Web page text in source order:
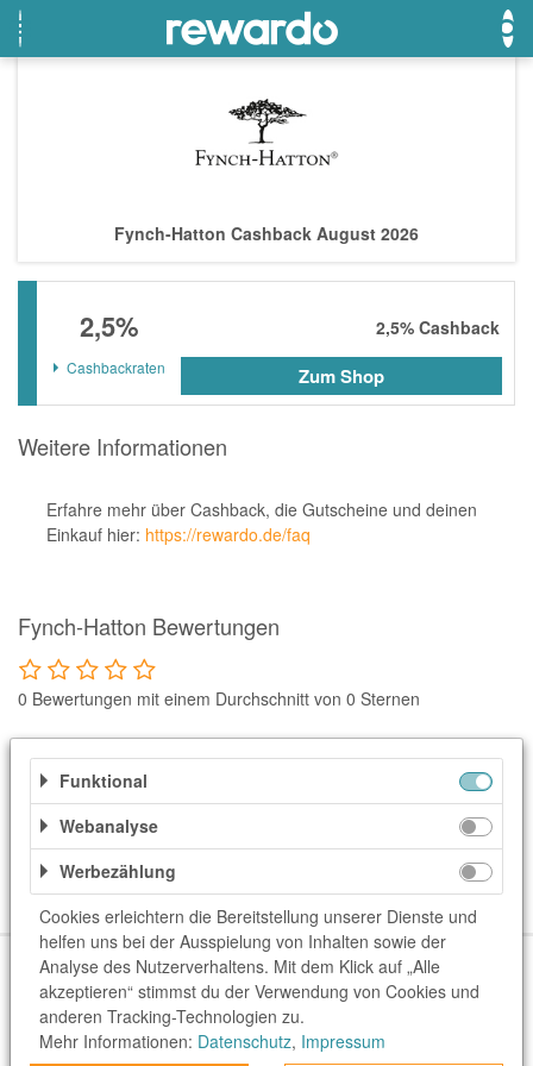
Lieferando
LASCANA
eBay
DOUGLAS Parfümerie
Temu
Fressnapf
Notino
apodiscounter
OTTO Office
Udemy
HappyKeks
Pets Deli
SNIPES
Click & Boat
Lidl
BOGNER
XXXLutz
BADER
Beste Gutscheine
Top Gutscheine
Exklusive Gutscheine
Sonderaktionen
Beste Angebote
Top Angebote
Exklusive Angebote
Fynch-Hatton Cashback August 2026
2,5% 2,5% Cashback
Cashbackraten Zum Shop
Weitere Informationen
Erfahre mehr über Cashback, die Gutscheine und deinen
Einkauf hier: https://rewardo.de/faq
Fynch-Hatton Bewertungen
0 Bewertungen mit einem Durchschnitt von 0 Sternen
Deine Themen-Übersicht
Weitere Informationen
Kategorien
Über uns Unser Team FAQ blog.rewardo.de
Kontakt
Shops
Sonderaktionen Kategorien
Beste Gutscheine
Neueste Gutscheine
Top Gutscheine
rewardo.ch
rewardo.at
Funktional
Webanalyse
Werbezählung
Cookies erleichtern die Bereitstellung unserer Dienste und
helfen uns bei der Ausspielung von Inhalten sowie der
Analyse des Nutzerverhaltens. Mit dem Klick auf „Alle
akzeptieren“ stimmst du der Verwendung von Cookies und
anderen Tracking-Technologien zu.
Mehr Informationen: Datenschutz, Impressum